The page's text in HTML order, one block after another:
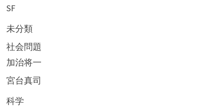
SF
未分類
社会問題
加治将一
宮台真司
科学